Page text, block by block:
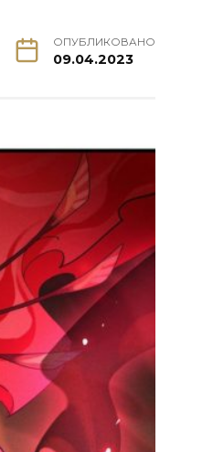
ОПУБЛИКОВАНО
09.04.2023